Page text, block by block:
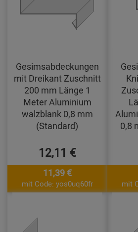
Gesimsabdeckungen
mit Dreikant Zuschnitt
200 mm Länge 1
Meter Aluminium
walzblank 0,8 mm
(Standard)
12,11 €
11,39 €
mit Code: yos0uq60fr
0,8
mit